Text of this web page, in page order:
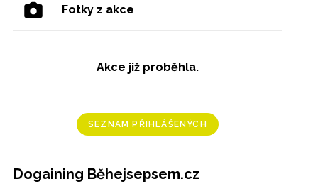
Fotky z akce
Akce již proběhla.
SEZNAM PŘIHLÁŠENÝCH
Dogaining Běhejsepsem.cz